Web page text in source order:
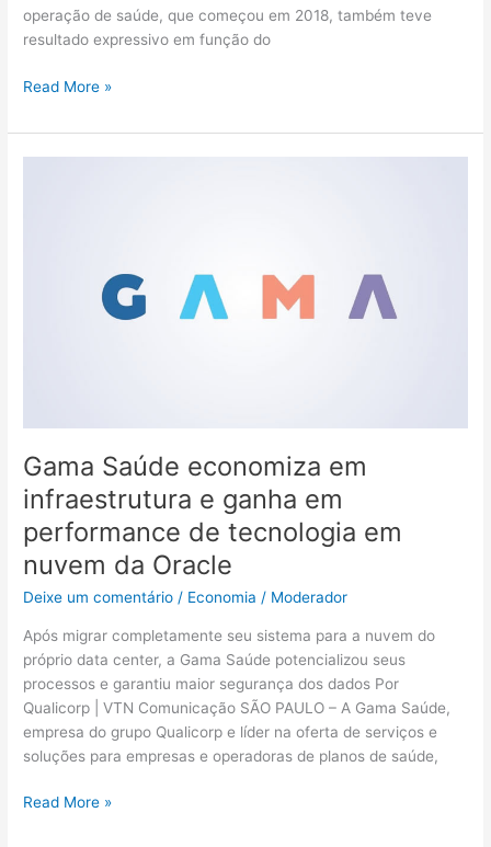
operação de saúde, que começou em 2018, também teve
resultado expressivo em função do
Read More »
Gama Saúde economiza em
infraestrutura e ganha em
performance de tecnologia em
nuvem da Oracle
Deixe um comentário / Economia / Moderador
Após migrar completamente seu sistema para a nuvem do
próprio data center, a Gama Saúde potencializou seus
processos e garantiu maior segurança dos dados Por
Qualicorp | VTN Comunicação SÃO PAULO – A Gama Saúde,
empresa do grupo Qualicorp e líder na oferta de serviços e
soluções para empresas e operadoras de planos de saúde,
em
nuvem
da
Oracle
Read More »